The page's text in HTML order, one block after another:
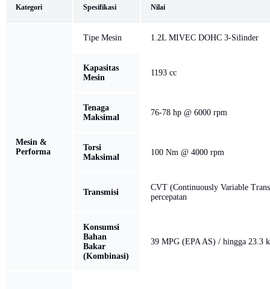
Kategori Spesifikasi Nilai
Mesin &
Performa
Tipe Mesin 1.2L MIVEC DOHC 3-Silinder
Kapasitas
Mesin
1193 cc
Tenaga
Maksimal
76-78 hp @ 6000 rpm
Torsi
Maksimal
100 Nm @ 4000 rpm
Transmisi
CVT (Continuously Variable
percepatan
Konsumsi
Bahan
Bakar
(Kombinasi)
39 MPG (EPA AS) / hingga 23.3